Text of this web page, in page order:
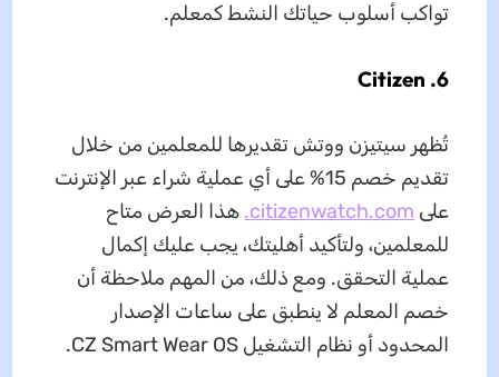
تواكب أسلوب حياتك النشط كمعلم.
6. Citizen
تُظهر سيتيزن ووتش تقديرها للمعلمين من خلال
تقديم خصم 15% على أي عملية شراء عبر الإنترنت
على citizenwatch.com. هذا العرض متاح
للمعلمين، ولتأكيد أهليتك، يجب عليك إكمال
عملية التحقق. ومع ذلك، من المهم ملاحظة أن
خصم المعلم لا ينطبق على ساعات الإصدار
المحدود أو نظام التشغيل CZ Smart Wear OS.